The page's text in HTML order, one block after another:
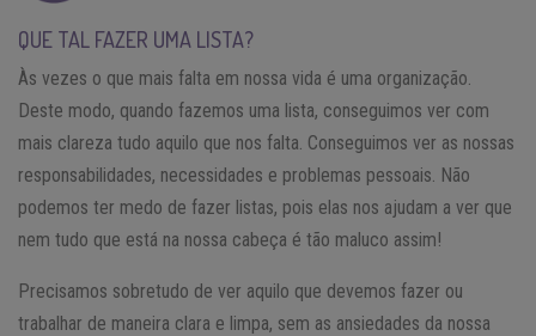
QUE TAL FAZER UMA LISTA?
Às vezes o que mais falta em nossa vida é uma organização.
Deste modo, quando fazemos uma lista, conseguimos ver com
mais clareza tudo aquilo que nos falta. Conseguimos ver as nossas
responsabilidades, necessidades e problemas pessoais. Não
podemos ter medo de fazer listas, pois elas nos ajudam a ver que
nem tudo que está na nossa cabeça é tão maluco assim!
Precisamos sobretudo de ver aquilo que devemos fazer ou
trabalhar de maneira clara e limpa, sem as ansiedades da nossa